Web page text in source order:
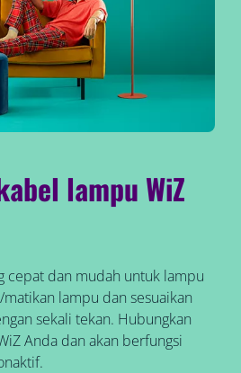
lampu WiZ
cepat dan mudah untuk lampu
lampu dan sesuaikan
sekali tekan. Hubungkan
Anda dan akan berfungsi